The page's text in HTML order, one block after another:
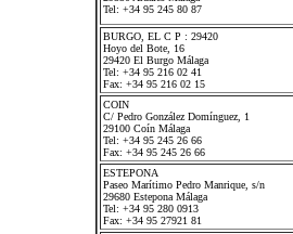
Tel: +34 95 245 80 87
BURGO, EL C P : 29420
Hoyo del Bote, 16
29420 El Burgo Málaga
Tel: +34 95 216 02 41
Fax: +34 95 216 02 15
COIN
C/ Pedro González Domínguez, 1
29100 Coín Málaga
Tel: +34 95 245 26 66
Fax: +34 95 245 26 66
ESTEPONA
Paseo Marítimo Pedro Manrique, s/n
29680 Estepona Málaga
Tel: +34 95 280 0913
Fax: +34 95 27921 81